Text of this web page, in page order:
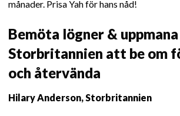
månader. Prisa Yah för hans nåd!
Bemöta lögner & uppmana
Storbritannien att be om
och återvända
Hilary Anderson, Storbritannien